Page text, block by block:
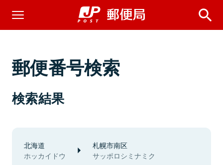
郵便番号検索
検索結果
北海道
ホッカイドウ
札幌市南区
サッポロシミナミク